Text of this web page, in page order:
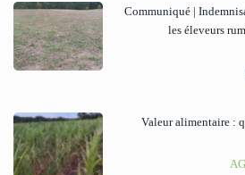
Communiqué |
les éleveurs
Valeur alimentaire :